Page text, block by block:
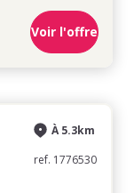
Voir l'offre
À 5.3km
ref. 1776530